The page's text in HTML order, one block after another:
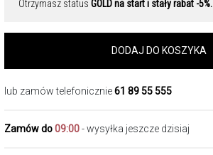
Otrzymasz status GOLD na start i stały rabat -5%.
DODAJ DO KOSZYKA
lub zamów telefonicznie61 89 55 555
Zamów do09:00- wysyłka jeszcze dzisiaj